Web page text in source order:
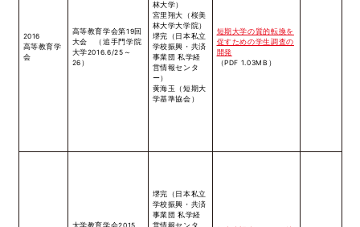
2016
高等教育学
会
高等教育学会第19回
大会 （追手門学院
大学2016.6/25～
26）
林大学）
宮里翔大（桜美
林大学大学院）
堺完（日本私立
学校振興・共済
事業団 私学経
営情報センタ
ー）
黄海玉（短期大
学基準協会）
短期大学の質的転換を
促すための学生調査の
開発
（PDF 1.03MB）
堺完（日本私立
学校振興・共済
事業団 私学経